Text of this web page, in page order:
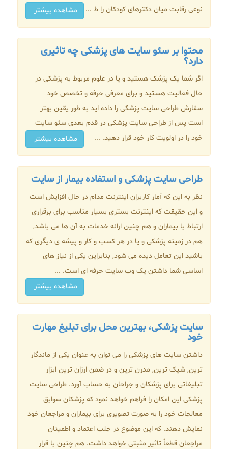
نوعی رقابت میان دکترهای کودکان را ط ...
مشاهده بیشتر
محتوا بر سئو سایت های پزشکی چه تاثیری
دارد؟
اگر شما یک پزشک هستید و یا در علوم مربوط به پزشکی در
حال فعالیت هستید و برای معرفی حرفه و تخصص خود
سفارش طراحی سایت پزشکی را داده اید به طور یقین بهتر
است پس از طراحی سایت پزشکی در قدم بعدی سئو سایت
خود را در اولویت کار خود قرار دهید. ...
مشاهده بیشتر
طراحی سایت پزشکی و استفاده بیمار از سایت
نظر به این که آمار کاربران اینترنت مدام در حال افزایش است
و این حقیقت که اینترنت بستری بسیار مناسب برای برقراری
ارتباط با بیماران و هم چنین ارائه خدمات به آن ها می باشد,
هم در زمینه پزشکی و یا در هر کسب و کار و پیشه ی دیگری که
باشید این تعامل دیده می شود, بنابراین یکی از نیاز های
اساسی شما داشتن یک وب سایت حرفه ای است. ...
مشاهده بیشتر
سایت پزشکی، بهترین محل برای تبلیغ مهارت
خود
داشتن سایت های پزشکی را می توان به عنوان یکی از ماندگار
ترین, شیک ترین, مدرن ترین و در ضمن ارزان ترین ابزار
تبلیغاتی برای پزشکان و جراحان به حساب آورد. طراحی سایت
پزشکی این امکان را فراهم خواهد نمود که پزشکان سوابق
معالجات خود را به صورت تصویری برای بیماران و مراجعان خود
نمایش دهند. که این موضوع در جلب اعتماد و اطمینان
مراجعان قطعاً تاثیر مثبتی خواهد داشت. هم چنین با قرار